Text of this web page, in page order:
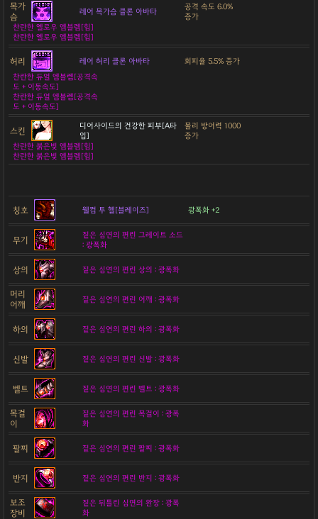
목가
슴
레어 목가슴 클론 아바타
공격 속도 6.0%
증가
찬란한 옐로우 엠블렘[힘]
찬란한 옐로우 엠블렘[힘]
허리 레어 허리 클론 아바타
회피율 5.5% 증가
찬란한 듀얼 엠블렘[공격속
도 + 이동속도]
찬란한 듀얼 엠블렘[공격속
도 + 이동속도]
스킨
디어사이드의 건강한 피부[A타
입]
물리 방어력 1000
증가
찬란한 붉은빛 엠블렘[힘]
찬란한 붉은빛 엠블렘[힘]
칭호 웰컴 투 헬[블레이즈] 광폭화 +2
무기
짙은 심연의 편린 그레이트 소드
: 광폭화
상의 짙은 심연의 편린 상의 : 광폭화
머리
어깨
짙은 심연의 편린 어깨 : 광폭화
하의 짙은 심연의 편린 하의 : 광폭화
신발 짙은 심연의 편린 신발 : 광폭화
벨트 짙은 심연의 편린 벨트 : 광폭화
목걸
이
짙은 심연의 편린 목걸이 : 광폭
화
팔찌 짙은 심연의 편린 팔찌 : 광폭화
반지 짙은 심연의 편린 반지 : 광폭화
보조
장비
짙은 뒤틀린 심연의 완장 : 광폭
화